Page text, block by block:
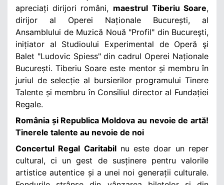
apreciați dirijori români, maestrul Tiberiu Soare,
dirijor al Operei Naționale București, al
Ansamblului de Muzică Nouă "Profil" din Bucureşti,
inițiator al Studioului Experimental de Operă şi
Balet "Ludovic Spiess" din cadrul Operei Naționale
București. Tiberiu Soare este mentor și membru în
juriul de selecție al bursierilor programului Tinere
Talente și membru în Consiliul director al Fundației
Regale.
România și Republica Moldova au nevoie de artă!
Tinerele talente au nevoie de noi
Concertul Regal Caritabil nu este doar un reper
cultural, ci un gest de susținere pentru valorile
artistice autentice și a unei noi generații culturale.